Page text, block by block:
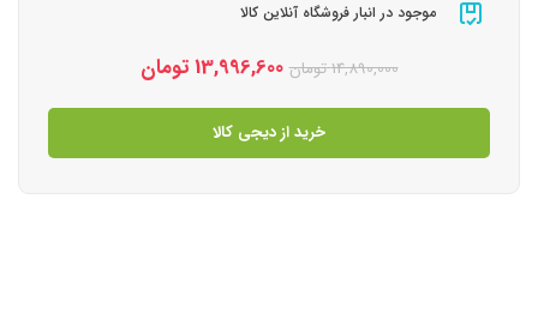
موجود در انبار فروشگاه آنلاین کالا
14,890,000تومان 13,996,600 تومان
خرید از دیجی کالا